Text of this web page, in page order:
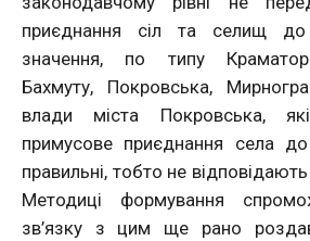
приєднання сіл та селищ до
значення, по типу
Бахмуту, Покровська,
влади міста Покровська,
примусове приєднання села
правильні, тобто не
Методиці формування
зв’язку з цим ще рано